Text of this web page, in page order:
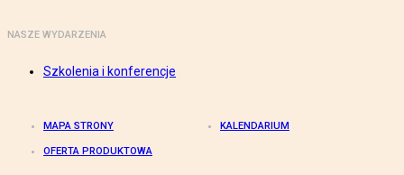
NASZE WYDARZENIA
Szkolenia i konferencje
MAPA STRONY KALENDARIUM
OFERTA PRODUKTOWA